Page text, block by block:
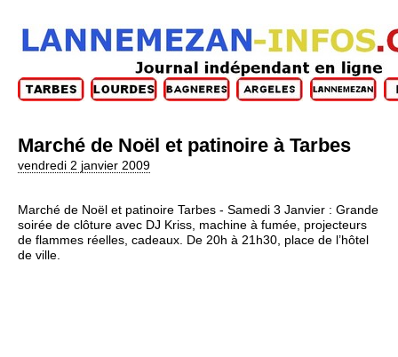
Marché de Noël et patinoire à Tarbes
vendredi 2 janvier 2009
Marché de Noël et patinoire Tarbes - Samedi 3 Janvier : Grande
soirée de clôture avec DJ Kriss, machine à fumée, projecteurs
de flammes réelles, cadeaux. De 20h à 21h30, place de l’hôtel
de ville.